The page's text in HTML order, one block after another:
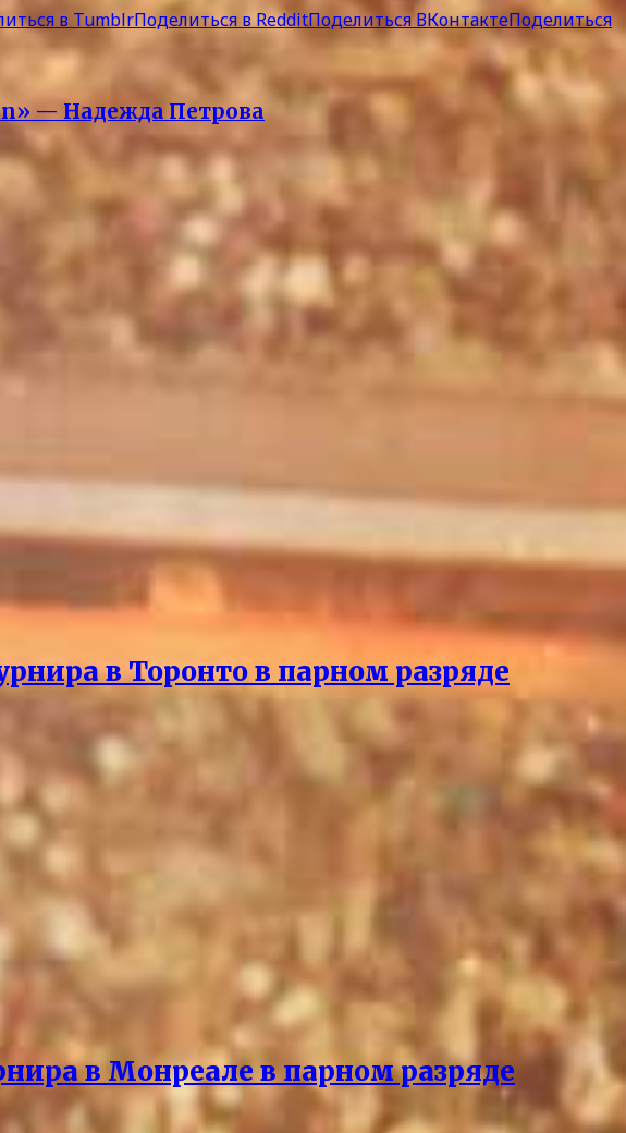
в TumblrПоделиться в RedditПоделиться ВКонтактеПоделиться
— Надежда Петрова
в Торонто в парном разряде
в Монреале в парном разряде